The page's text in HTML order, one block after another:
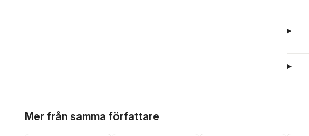
Mer från samma författare